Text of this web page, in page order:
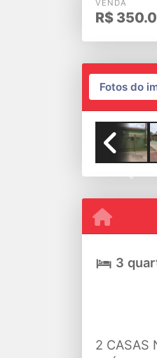
VENDA
R$
Fotos do
3
2 CASAS